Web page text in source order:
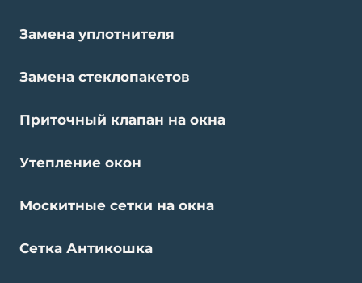
Замена уплотнителя
Замена стеклопакетов
Приточный клапан на окна
Утепление окон
Москитные сетки на окна
Сетка Антикошка